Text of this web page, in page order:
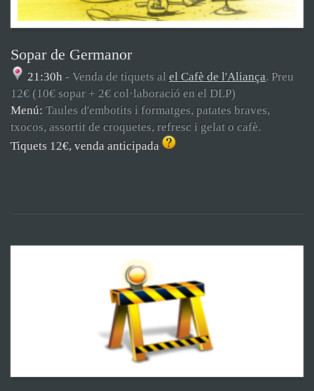
Sopar de Germanor
21:30h - Venda de tiquets al el Cafè de l'Aliança. Preu
12€ (10€ sopar + 2€ col·laboració en el DLP)
Menú: Taules d'embotits i formatges, patates braves,
txocos, assortit de croquetes, refresc i gelat o cafè.
Tiquets 12€, venda anticipada